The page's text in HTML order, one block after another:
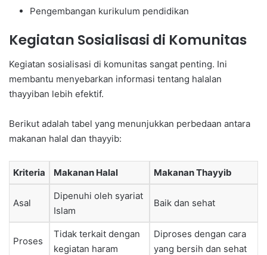
Pengembangan kurikulum pendidikan
Kegiatan Sosialisasi di Komunitas
Kegiatan sosialisasi di komunitas sangat penting. Ini
membantu menyebarkan informasi tentang halalan
thayyiban lebih efektif.
Berikut adalah tabel yang menunjukkan perbedaan antara
makanan halal dan thayyib:
Kriteria Makanan Halal Makanan Thayyib
Asal
Dipenuhi oleh syariat
Islam
Baik dan sehat
Proses
Tidak terkait dengan
kegiatan haram
Diproses dengan cara
yang bersih dan sehat